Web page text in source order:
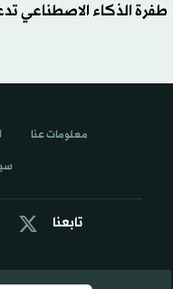
طفرة الذكاء الاصطناعي
تابعنا
معلومات عنا